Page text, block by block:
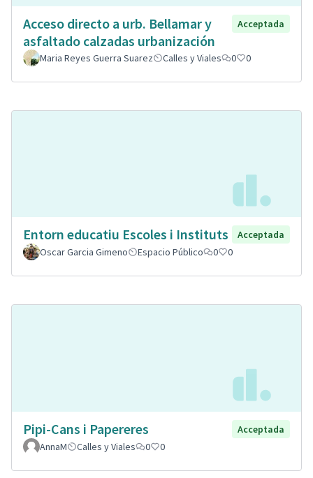
Acceso directo a urb. Bellamar y
asfaltado calzadas urbanización
Acceptada
Maria Reyes Guerra Suarez Calles y Viales 0 0
Entorn educatiu Escoles i Instituts
Acceptada
Oscar Garcia Gimeno
Espacio Público 0 0
Pipi-Cans i Papereres
Acceptada
AnnaM
Calles y Viales 0 0